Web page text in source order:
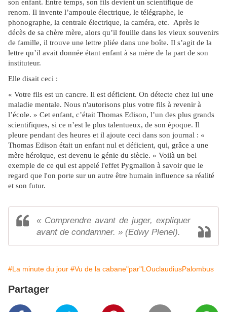
son enfant. Entre temps, son fils devient un scientifique de
renom. Il invente l’ampoule électrique, le télégraphe, le
phonographe, la centrale électrique, la caméra, etc. Après le
décès de sa chère mère, alors qu’il fouille dans les vieux souvenirs
de famille, il trouve une lettre pliée dans une boîte. Il s’agit de la
lettre qu’il avait donnée étant enfant à sa mère de la part de son
instituteur.
Elle disait ceci :
« Votre fils est un cancre. Il est déficient. On détecte chez lui une
maladie mentale. Nous n'autorisons plus votre fils à revenir à
l’école. » Cet enfant, c’était Thomas Edison, l’un des plus grands
scientifiques, si ce n’est le plus talentueux, de son époque. Il
pleure pendant des heures et il ajoute ceci dans son journal : «
Thomas Edison était un enfant nul et déficient, qui, grâce a une
mère héroïque, est devenu le génie du siècle. » Voilà un bel
exemple de ce qui est appelé l'effet Pygmalion à savoir que le
regard que l'on porte sur un autre être humain influence sa réalité
et son futur.
« Comprendre avant de juger, expliquer
avant de condamner. » (Edwy Plenel).
#La minute du jour #Vu de la cabane"par"LOuclaudiusPalombus
Partager